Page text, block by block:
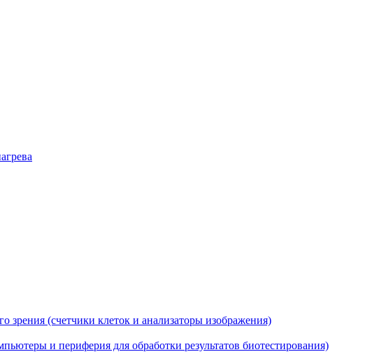
зрения (счетчики клеток и анализаторы изображения)
и периферия для обработки результатов биотестирования)